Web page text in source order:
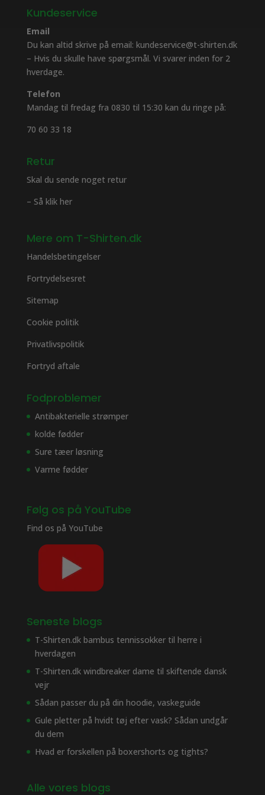
Kundeservice
Email
Du kan altid skrive på email: kundeservice@t-shirten.dk
– Hvis du skulle have spørgsmål. Vi svarer inden for 2
hverdage.
Telefon
Mandag til fredag fra 0830 til 15:30 kan du ringe på:
70 60 33 18
Retur
Skal du sende noget retur
– Så klik her
Mere om T-Shirten.dk
Handelsbetingelser
Fortrydelsesret
Sitemap
Cookie politik
Privatlivspolitik
Fortryd aftale
Fodproblemer
Antibakterielle strømper
kolde fødder
Sure tæer løsning
Varme fødder
Følg os på YouTube
Find os på YouTube
Seneste blogs
T-Shirten.dk bambus tennissokker til herre i
hverdagen
T-Shirten.dk windbreaker dame til skiftende dansk
vejr
Sådan passer du på din hoodie, vaskeguide
Gule pletter på hvidt tøj efter vask? Sådan undgår
du dem
Hvad er forskellen på boxershorts og tights?
Alle vores blogs